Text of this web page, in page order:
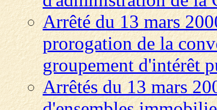
Arrêté du 13 mars
prorogation de la
groupement d'intérêt
Arrêtés du 13 mars